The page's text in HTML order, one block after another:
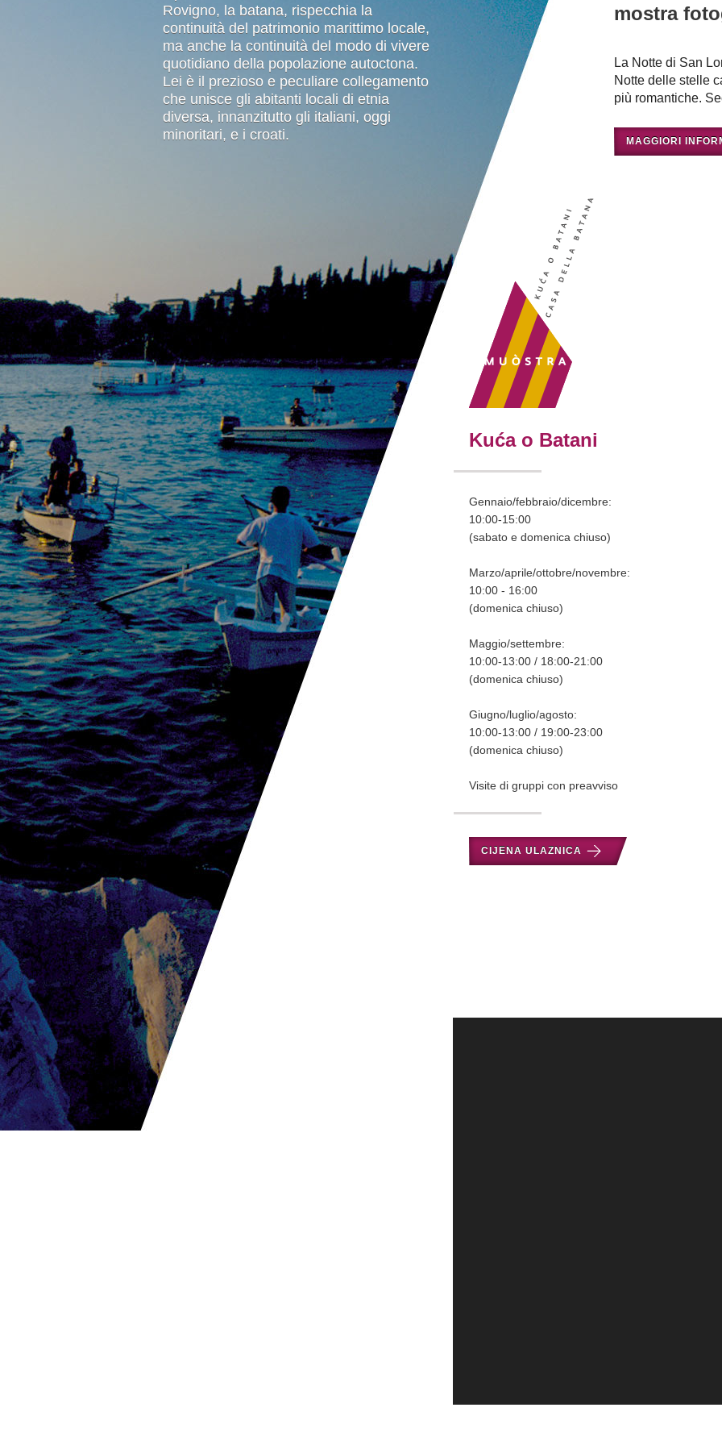
Rovigno, la batana, rispecchia la
continuità del patrimonio marittimo locale,
ma anche la continuità del modo di vivere
quotidiano della popolazione autoctona.
Lei è il prezioso e peculiare collegamento
che unisce gli abitanti locali di etnia
diversa, innanzitutto gli italiani, oggi
minoritari, e i croati.
regata e' stata avviata con lo scopo di
mantenere viva la tradizionale navigazione
con la vela al terzo o latina, la tecnica
della sua costruzione e la sua colorazione.
Circa 40 sono le imbarcazioni che
prendono parte alla Regata, con ospiti e
partecipanti provenienti dall' Italia
settentrionale e Slovenia. Il programma
che fa da cornice all'avvenimento celebra
in maniera creativa e vivace la cultura
tradizionale marinara, la batana rovignese,
accompagnato da attivita' rivolte alla
decorazione e creazione di piccoli e grandi
vele, uno spettacolo gastronomico e varie
attivita' per bambini e giovani.
mostra
La Notte di San
Notte delle stelle
più romantiche.
MAGGIORI
Kuća o Batani
Gennaio/febbraio/dicembre:
10:00-15:00
(sabato e domenica chiuso)
Marzo/aprile/ottobre/novembre:
10:00 - 16:00
(domenica chiuso)
Maggio/settembre:
10:00-13:00 / 18:00-21:00
(domenica chiuso)
Giugno/luglio/agosto:
10:00-13:00 / 19:00-23:00
(domenica chiuso)
Visite di gruppi con preavviso
CIJENA ULAZNICA